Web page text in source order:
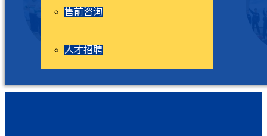
售前咨询
人才招聘